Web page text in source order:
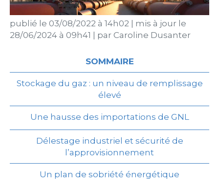
publié le 03/08/2022 à 14h02
mis à jour le
28/06/2024 à 09h41
par Caroline Dusanter
SOMMAIRE
Stockage du gaz : un niveau de remplissage
élevé
Une hausse des importations de GNL
Délestage industriel et sécurité de
l’approvisionnement
Un plan de sobriété énergétique